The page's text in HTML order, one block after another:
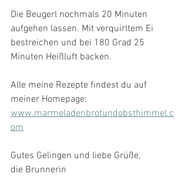
Die Beugerl nochmals 20 Minuten
aufgehen lassen. Mit verquirltem Ei
bestreichen und bei 180 Grad 25
Minuten Heißluft backen.
Alle meine Rezepte findest du auf
meiner Homepage:
www.marmeladenbrotundobsthimmel.c
om
Gutes Gelingen und liebe Grüße,
die Brunnerin